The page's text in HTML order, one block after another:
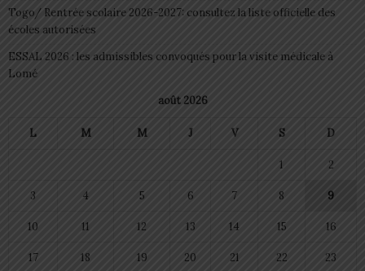
Togo/ Rentrée scolaire 2026-2027: consultez la liste officielle des
écoles autorisées
ESSAL 2026 : les admissibles convoqués pour la visite médicale à
Lomé
août 2026
L M M J V S D
1 2
3 4 5 6 7 8 9
10 11 12 13 14 15 16
17 18 19 20 21 22 23